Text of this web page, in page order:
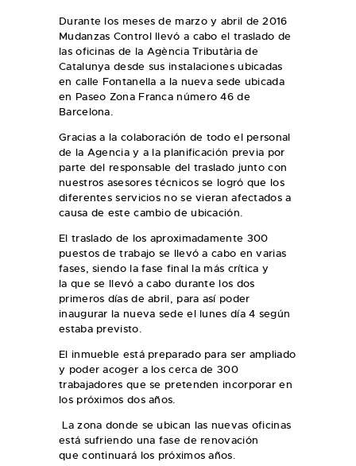
Durante los meses de marzo y abril de 2016
Mudanzas Control llevó a cabo el traslado de
las oficinas de la Agència Tributària de
Catalunya desde sus instalaciones ubicadas
en calle Fontanella a la nueva sede ubicada
en Paseo Zona Franca número 46 de
Barcelona.
Gracias a la colaboración de todo el personal
de la Agencia y a la planificación previa por
parte del responsable del traslado junto con
nuestros asesores técnicos se logró que los
diferentes servicios no se vieran afectados a
causa de este cambio de ubicación.
El traslado de los aproximadamente 300
puestos de trabajo se llevó a cabo en varias
fases, siendo la fase final la más crítica y
la que se llevó a cabo durante los dos
primeros días de abril, para así poder
inaugurar la nueva sede el lunes día 4 según
estaba previsto.
El inmueble está preparado para ser ampliado
y poder acoger a los cerca de 300
trabajadores que se pretenden incorporar en
los próximos dos años.
La zona donde se ubican las nuevas oficinas
está sufriendo una fase de renovación
que continuará los próximos años.